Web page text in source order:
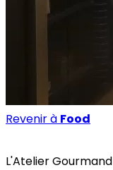
Revenir à Food
L'Atelier Gourmand